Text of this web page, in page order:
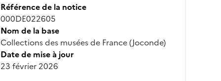
Référence de la notice
000DE022605
Nom de la base
Collections des musées de France (Joconde)
Date de mise à jour
23 février 2026